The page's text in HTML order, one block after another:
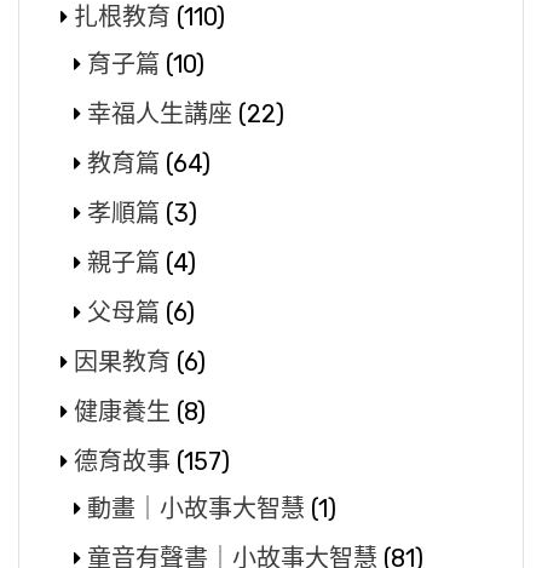
扎根教育 (110)
育子篇 (10)
幸福人生講座 (22)
教育篇 (64)
孝順篇 (3)
親子篇 (4)
父母篇 (6)
因果教育 (6)
健康養生 (8)
德育故事 (157)
動畫｜小故事大智慧 (1)
童音有聲書｜小故事大智慧 (81)